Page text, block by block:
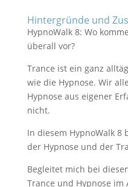
Hintergründe und
HypnoWalk 8: Wo
überall vor?
Trance ist ein ganz
wie die Hypnose. Wir
Hypnose aus eigener
nicht.
In diesem HypnoWalk 8
der Hypnose und der
Begleitet mich bei
Trance und Hypnose